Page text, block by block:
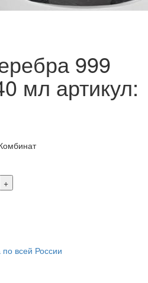
999
мл артикул:
+
всей России